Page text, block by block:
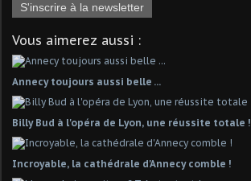
S'inscrire à la newsletter
Vous aimerez aussi :
Annecy toujours aussi belle ...
Billy Bud à l'opéra de Lyon, une réussite totale !
Incroyable, la cathédrale d'Annecy comble !